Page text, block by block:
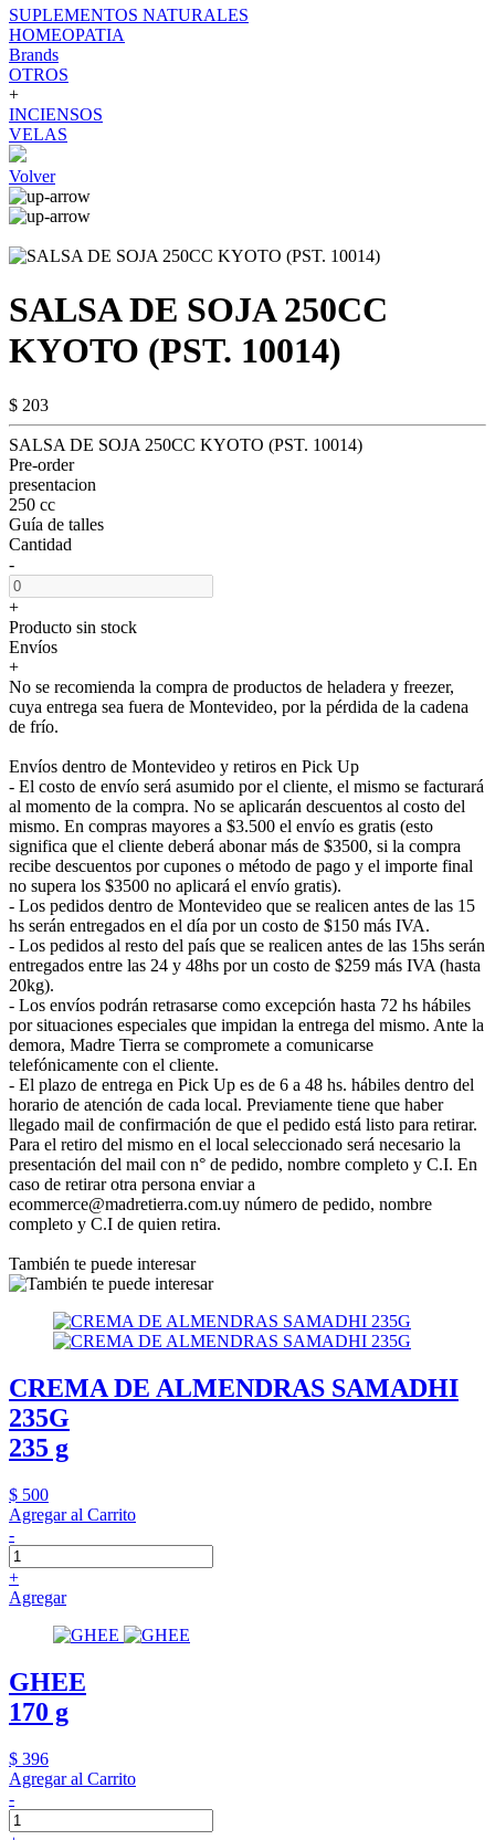
SUPLEMENTOS NATURALES
HOMEOPATIA
Brands
OTROS
+
INCIENSOS
VELAS
Volver
SALSA DE SOJA 250CC
KYOTO (PST. 10014)
$ 203
SALSA DE SOJA 250CC KYOTO (PST. 10014)
Pre-order
presentacion
250 cc
Guía de talles
Cantidad
-
+
Producto sin stock
Envíos
+
No se recomienda la compra de productos de heladera y freezer,
cuya entrega sea fuera de Montevideo, por la pérdida de la cadena
de frío.
Envíos dentro de Montevideo y retiros en Pick Up
- El costo de envío será asumido por el cliente, el mismo se facturará
al momento de la compra. No se aplicarán descuentos al costo del
mismo. En compras mayores a $3.500 el envío es gratis (esto
significa que el cliente deberá abonar más de $3500, si la compra
recibe descuentos por cupones o método de pago y el importe final
no supera los $3500 no aplicará el envío gratis).
- Los pedidos dentro de Montevideo que se realicen antes de las 15
hs serán entregados en el día por un costo de $150 más IVA.
- Los pedidos al resto del país que se realicen antes de las 15hs serán
entregados entre las 24 y 48hs por un costo de $259 más IVA (hasta
20kg).
- Los envíos podrán retrasarse como excepción hasta 72 hs hábiles
por situaciones especiales que impidan la entrega del mismo. Ante la
demora, Madre Tierra se compromete a comunicarse
telefónicamente con el cliente.
- El plazo de entrega en Pick Up es de 6 a 48 hs. hábiles dentro del
horario de atención de cada local. Previamente tiene que haber
llegado mail de confirmación de que el pedido está listo para retirar.
Para el retiro del mismo en el local seleccionado será necesario la
presentación del mail con n° de pedido, nombre completo y C.I. En
caso de retirar otra persona enviar a
ecommerce@madretierra.com.uy número de pedido, nombre
completo y C.I de quien retira.
También te puede interesar
CREMA DE ALMENDRAS SAMADHI
235G
235 g
$ 500
Agregar al Carrito
-
+
Agregar
GHEE
170 g
$ 396
Agregar al Carrito
-